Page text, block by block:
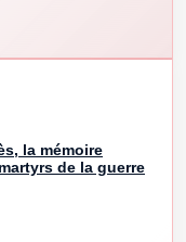
la mémoire
de la guerre